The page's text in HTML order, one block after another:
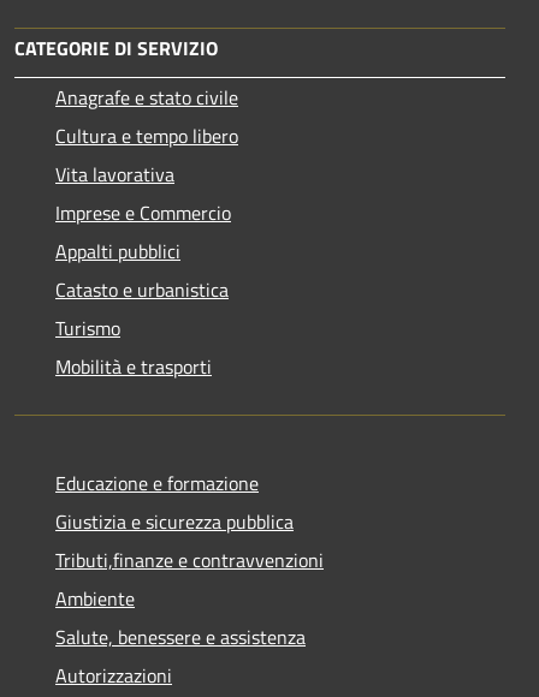
CATEGORIE DI SERVIZIO
Anagrafe e stato civile
Cultura e tempo libero
Vita lavorativa
Imprese e Commercio
Appalti pubblici
Catasto e urbanistica
Turismo
Mobilità e trasporti
Educazione e formazione
Giustizia e sicurezza pubblica
Tributi,finanze e contravvenzioni
Ambiente
Salute, benessere e assistenza
Autorizzazioni